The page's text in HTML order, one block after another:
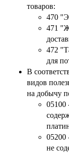
товаров:
470
471
472
для
В
видов
на добычу
05100
05200
не